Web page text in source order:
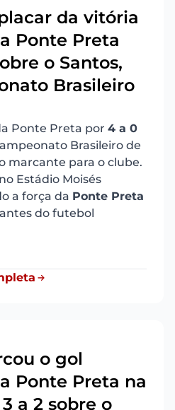
da vitória
Ponte Preta
o Santos,
Brasileiro
Ponte Preta por 4 a 0
Brasileiro de
marcante para o clube.
Estádio Moisés
a força da Ponte Preta
do futebol
o gol
Ponte Preta na
a 2 sobre o